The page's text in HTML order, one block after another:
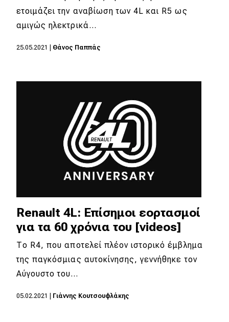
ετοιμάζει την αναβίωση των 4L και R5 ως
αμιγώς ηλεκτρικά…
25.05.2021 Θάνος Παππάς
Renault 4L: Επίσημοι εορτασμοί
για τα 60 χρόνια του [videos]
Το R4, που αποτελεί πλέον ιστορικό έμβλημα
της παγκόσμιας αυτοκίνησης, γεννήθηκε τον
Αύγουστο του…
05.02.2021 Γιάννης Κουτσουφλάκης